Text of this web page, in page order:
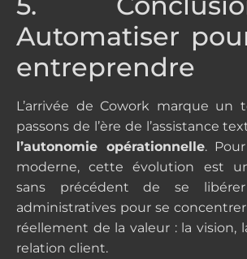
Automatiser
entreprendre
L’arrivée de Cowork marque un
passons de l’ère de l’assistance
l’autonomie opérationnelle.
moderne, cette évolution est
sans précédent de se
administratives pour se
réellement de la valeur : la vision,
relation client.